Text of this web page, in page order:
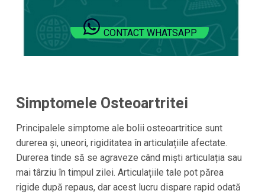
CONTACT WHATSAPP
Simptomele Osteoartritei
Principalele simptome ale bolii osteoartritice sunt
durerea și, uneori, rigiditatea în articulațiile afectate.
Durerea tinde să se agraveze când miști articulația sau
mai târziu în timpul zilei. Articulațiile tale pot părea
rigide după repaus, dar acest lucru dispare rapid odată